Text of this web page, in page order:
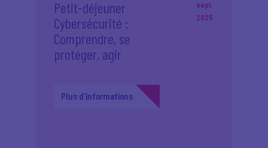
sept.
2025
Petit-déjeuner
Cybersécurité :
Comprendre, se
protéger, agir
Plus d'informations